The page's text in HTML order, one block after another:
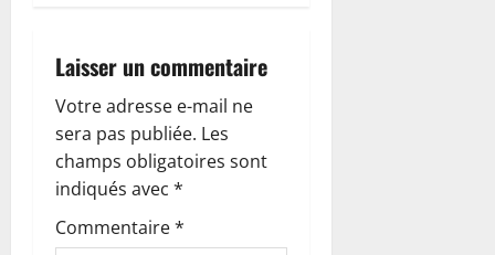
o
n
d
’
Laisser un commentaire
Votre adresse e-mail ne
sera pas publiée. Les
champs obligatoires sont
indiqués avec *
Commentaire*